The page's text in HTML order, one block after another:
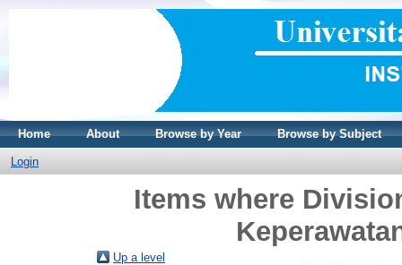
Home About Browse by Year Browse by Subject
Login
Items where
Up a level